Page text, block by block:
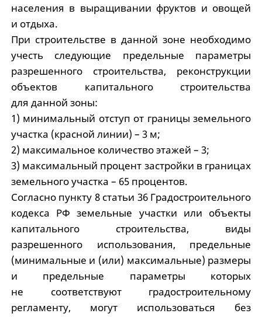
населения в выращивании фруктов и овощей
и отдыха.
При строительстве в данной зоне необходимо
учесть следующие предельные параметры
разрешенного строительства, реконструкции
объектов капитального строительства
для данной зоны:
1) минимальный отступ от границы земельного
участка (красной линии) – 3 м;
2) максимальное количество этажей – 3;
3) максимальный процент застройки в границах
земельного участка – 65 процентов.
Согласно пункту 8 статьи 36 Градостроительного
кодекса РФ земельные участки или объекты
капитального строительства, виды
разрешенного использования, предельные
(минимальные и (или) максимальные) размеры
и предельные параметры которых
не соответствуют градостроительному
регламенту, могут использоваться без